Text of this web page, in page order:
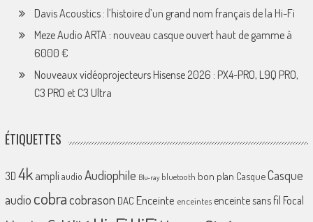
Davis Acoustics : l’histoire d’un grand nom français de la Hi-Fi
Meze Audio ARTA : nouveau casque ouvert haut de gamme à
6000 €
Nouveaux vidéoprojecteurs Hisense 2026 : PX4-PRO, L9Q PRO,
C3 PRO et C3 Ultra
ÉTIQUETTES
3D 4k ampliaudio Audiophile Blu-ray bluetooth bon plan CasqueCasque
audio cobracobrason DAC Enceinte enceintes enceinte sans fil Focal